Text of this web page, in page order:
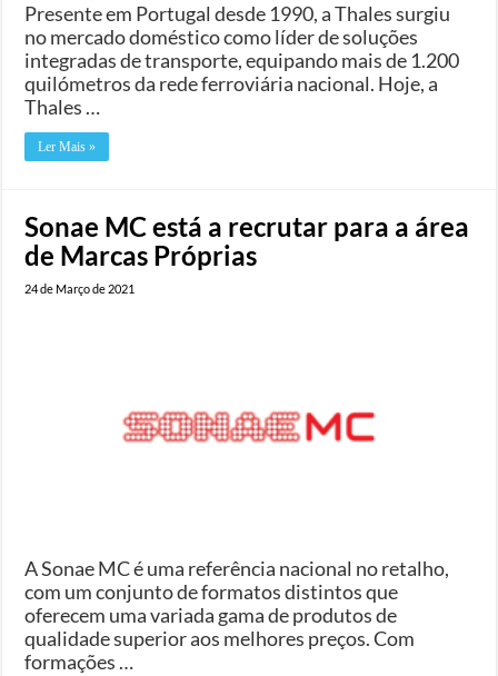
Presente em Portugal desde 1990, a Thales surgiu
no mercado doméstico como líder de soluções
integradas de transporte, equipando mais de 1.200
quilómetros da rede ferroviária nacional. Hoje, a
Thales …
Ler Mais »
Sonae MC está a recrutar para a área
de Marcas Próprias
24 de Março de 2021
A Sonae MC é uma referência nacional no retalho,
com um conjunto de formatos distintos que
oferecem uma variada gama de produtos de
qualidade superior aos melhores preços. Com
formações …